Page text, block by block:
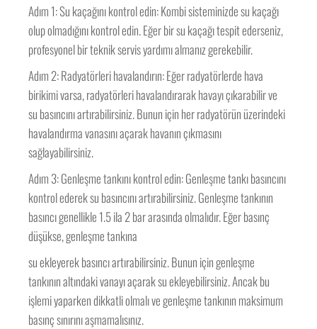
Adım 1: Su kaçağını kontrol edin: Kombi sisteminizde su kaçağı
olup olmadığını kontrol edin. Eğer bir su kaçağı tespit ederseniz,
profesyonel bir teknik servis yardımı almanız gerekebilir.
Adım 2: Radyatörleri havalandırın: Eğer radyatörlerde hava
birikimi varsa, radyatörleri havalandırarak havayı çıkarabilir ve
su basıncını artırabilirsiniz. Bunun için her radyatörün üzerindeki
havalandırma vanasını açarak havanın çıkmasını
sağlayabilirsiniz.
Adım 3: Genleşme tankını kontrol edin: Genleşme tankı basıncını
kontrol ederek su basıncını artırabilirsiniz. Genleşme tankının
basıncı genellikle 1.5 ila 2 bar arasında olmalıdır. Eğer basınç
düşükse, genleşme tankına
su ekleyerek basıncı artırabilirsiniz. Bunun için genleşme
tankının altındaki vanayı açarak su ekleyebilirsiniz. Ancak bu
işlemi yaparken dikkatli olmalı ve genleşme tankının maksimum
basınç sınırını aşmamalısınız.